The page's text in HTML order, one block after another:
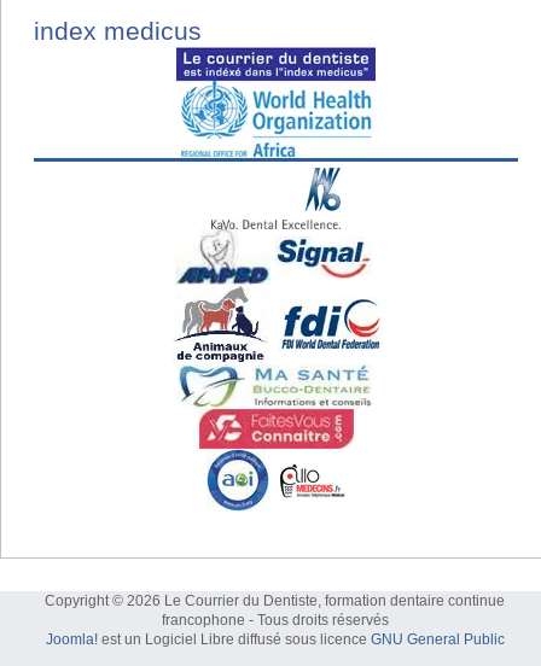
index medicus
Copyright © 2026 Le Courrier du Dentiste, formation dentaire continue
francophone - Tous droits réservés
Joomla!est un Logiciel Libre diffusé sous licence GNU General Public